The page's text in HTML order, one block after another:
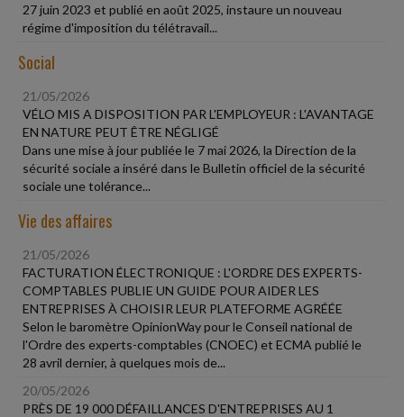
27 juin 2023 et publié en août 2025, instaure un nouveau
régime d'imposition du télétravail...
Social
21/05/2026
VÉLO MIS A DISPOSITION PAR L'EMPLOYEUR : L'AVANTAGE
EN NATURE PEUT ÊTRE NÉGLIGÉ
Dans une mise à jour publiée le 7 mai 2026, la Direction de la
sécurité sociale a inséré dans le Bulletin officiel de la sécurité
sociale une tolérance...
Vie des affaires
21/05/2026
FACTURATION ÉLECTRONIQUE : L'ORDRE DES EXPERTS-
COMPTABLES PUBLIE UN GUIDE POUR AIDER LES
ENTREPRISES À CHOISIR LEUR PLATEFORME AGRÉÉE
Selon le baromètre OpinionWay pour le Conseil national de
l'Ordre des experts-comptables (CNOEC) et ECMA publié le
28 avril dernier, à quelques mois de...
20/05/2026
PRÈS DE 19 000 DÉFAILLANCES D'ENTREPRISES AU 1